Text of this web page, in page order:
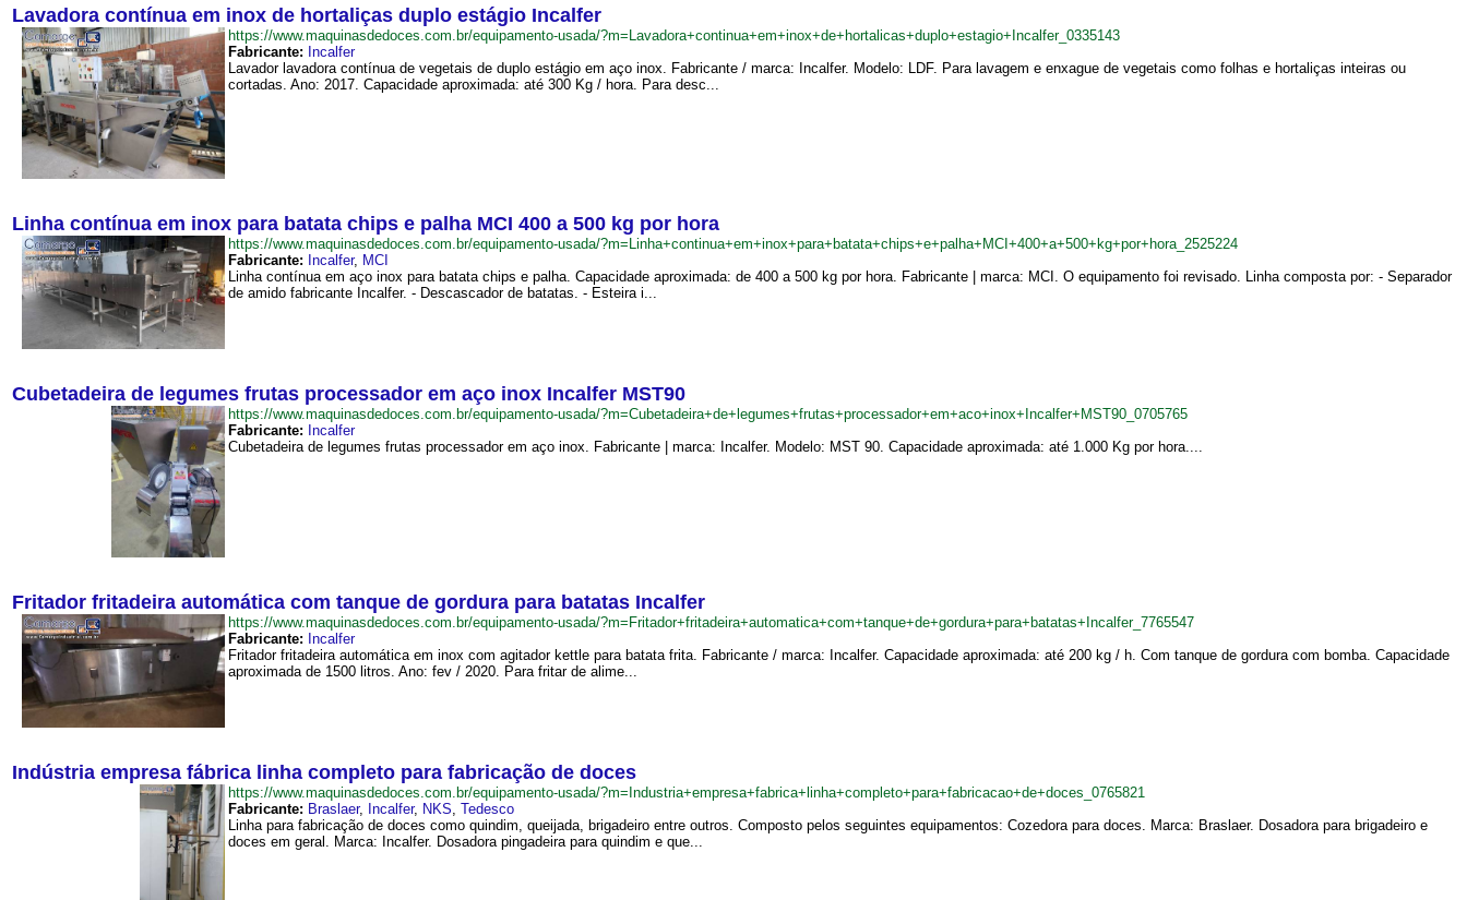
Lavadora contínua em inox de hortaliças duplo estágio Incalfer
https://www.maquinasdedoces.com.br/equipamento-usada/?m=Lavadora+continua+em+inox+de+hortalicas+duplo+estagio+Incalfer_0335143
Fabricante: Incalfer
Lavador lavadora contínua de vegetais de duplo estágio em aço inox. Fabricante / marca: Incalfer. Modelo: LDF. Para lavagem e enxague de vegetais como folhas e hortaliças inteiras ou
cortadas. Ano: 2017. Capacidade aproximada: até 300 Kg / hora. Para desc...
Linha contínua em inox para batata chips e palha MCI 400 a 500 kg por hora
https://www.maquinasdedoces.com.br/equipamento-usada/?m=Linha+continua+em+inox+para+batata+chips+e+palha+MCI+400+a+500+kg+por+hora_2525224
Fabricante: Incalfer, MCI
Linha contínua em aço inox para batata chips e palha. Capacidade aproximada: de 400 a 500 kg por hora. Fabricante | marca: MCI. O equipamento foi revisado. Linha composta por: - Separador
de amido fabricante Incalfer. - Descascador de batatas. - Esteira i...
Cubetadeira de legumes frutas processador em aço inox Incalfer MST90
https://www.maquinasdedoces.com.br/equipamento-usada/?m=Cubetadeira+de+legumes+frutas+processador+em+aco+inox+Incalfer+MST90_0705765
Fabricante: Incalfer
Cubetadeira de legumes frutas processador em aço inox. Fabricante | marca: Incalfer. Modelo: MST 90. Capacidade aproximada: até 1.000 Kg por hora....
Fritador fritadeira automática com tanque de gordura para batatas Incalfer
https://www.maquinasdedoces.com.br/equipamento-usada/?m=Fritador+fritadeira+automatica+com+tanque+de+gordura+para+batatas+Incalfer_7765547
Fabricante: Incalfer
Fritador fritadeira automática em inox com agitador kettle para batata frita. Fabricante / marca: Incalfer. Capacidade aproximada: até 200 kg / h. Com tanque de gordura com bomba. Capacidade
aproximada de 1500 litros. Ano: fev / 2020. Para fritar de alime...
Indústria empresa fábrica linha completo para fabricação de doces
https://www.maquinasdedoces.com.br/equipamento-usada/?m=Industria+empresa+fabrica+linha+completo+para+fabricacao+de+doces_0765821
Fabricante: Braslaer, Incalfer, NKS, Tedesco
Linha para fabricação de doces como quindim, queijada, brigadeiro entre outros. Composto pelos seguintes equipamentos: Cozedora para doces. Marca: Braslaer. Dosadora para brigadeiro e
doces em geral. Marca: Incalfer. Dosadora pingadeira para quindim e que...